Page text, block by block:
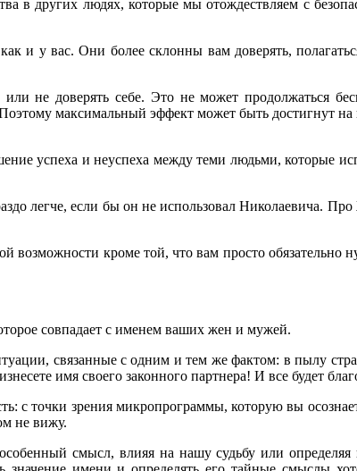
в других людях, которые мы отождествляем с
и у вас. Они более склонны вам доверять,
или не доверять себе. Это не может продолжаться
максимальный эффект может быть достигнут
успеха и неуспеха между теми людьми,
легче, если бы он не использовал Николаевича.
возможности кроме той, что вам просто
совпадает с именем ваших жен и мужей.
связанные с одним и тем же фактом: в пылу
имя своего законного партнера! И все будет
с точки зрения микропрограммы, которую вы
не вижу.
смысл, влияя на нашу судьбу или